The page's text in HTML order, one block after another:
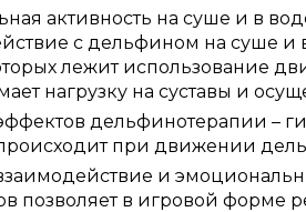
активность на суше и в
с дельфином на суше и
лежит использование
нагрузку на суставы и
дельфинотерапии –
при движении
и
позволяет в игровой форме